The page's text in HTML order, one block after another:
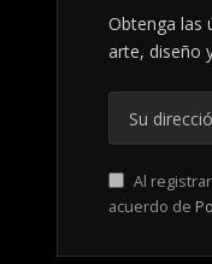
Obtenga las
arte, diseño
Al
acuerdo de